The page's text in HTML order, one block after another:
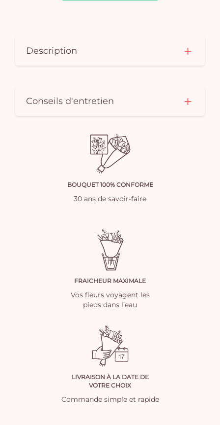
Description
Conseils d'entretien
BOUQUET 100% CONFORME
30 ans de savoir-faire
FRAICHEUR MAXIMALE
Vos fleurs voyagent les
pieds dans l'eau
LIVRAISON À LA DATE DE
VOTRE CHOIX
Commande simple et rapide